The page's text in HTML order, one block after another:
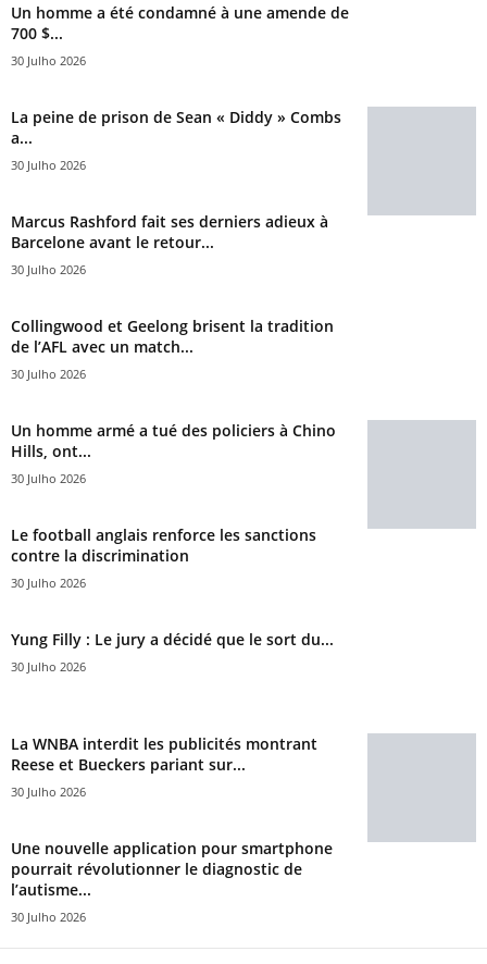
Un homme a été condamné à une amende de
700 $...
30 Julho 2026
La peine de prison de Sean « Diddy » Combs
a...
30 Julho 2026
Marcus Rashford fait ses derniers adieux à
Barcelone avant le retour...
30 Julho 2026
Collingwood et Geelong brisent la tradition
de l’AFL avec un match...
30 Julho 2026
Un homme armé a tué des policiers à Chino
Hills, ont...
30 Julho 2026
Le football anglais renforce les sanctions
contre la discrimination
30 Julho 2026
Yung Filly : Le jury a décidé que le sort du...
30 Julho 2026
La WNBA interdit les publicités montrant
Reese et Bueckers pariant sur...
30 Julho 2026
Une nouvelle application pour smartphone
pourrait révolutionner le diagnostic de
l’autisme...
30 Julho 2026